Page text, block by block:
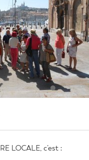
LOCALE, c’est :